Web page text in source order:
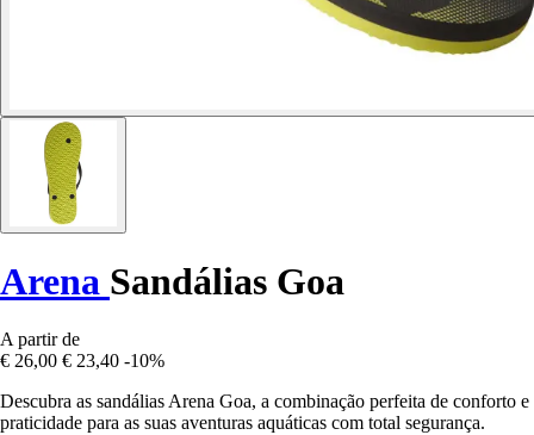
Arena Sandálias Goa
A partir de
€ 26,00 € 23,40 -10%
Descubra as sandálias Arena Goa, a combinação perfeita de conforto e
praticidade para as suas aventuras aquáticas com total segurança.